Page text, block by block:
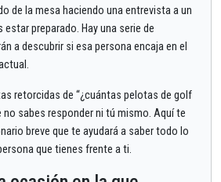
de la mesa haciendo una entrevista a un
preparado. Hay una serie de
a descubrir si esa persona encaja en el
retorcidas de “¿cuántas pelotas de golf
no sabes responder ni tú mismo. Aquí te
breve que te ayudará a saber todo lo
que tienes frente a ti.